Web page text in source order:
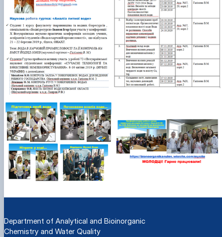
Department of Analytical and Bioinorganic
Chemistry and Water Quality